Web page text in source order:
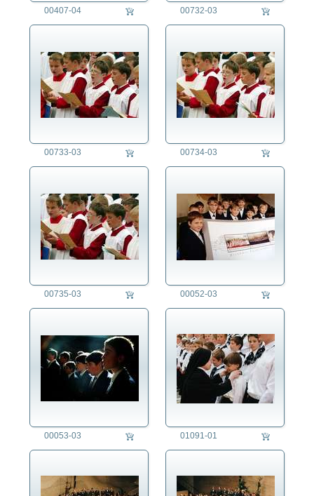
00407-04 00732-03
00733-03 00734-03
00735-03 00052-03
00053-03 01091-01